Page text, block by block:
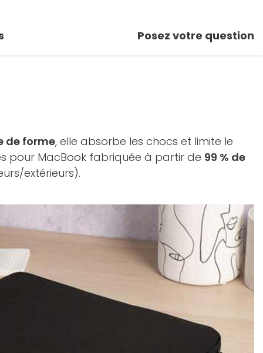
Posez votre question
de forme, elle absorbe les chocs et limite le
pour MacBook fabriquée à partir de 99 % de
extérieurs).